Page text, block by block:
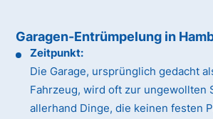
Garagen-Entrümpelung in
Zeitpunkt:
Die Garage, ursprünglich gedacht
Fahrzeug, wird oft zur ungewollten
allerhand Dinge, die keinen festen